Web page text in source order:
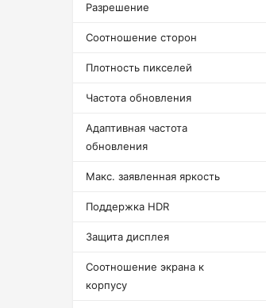
Разрешение
Соотношение сторон
Плотность пикселей
Частота обновления
Адаптивная частота
обновления
Макс. заявленная яркость
Поддержка HDR
Защита дисплея
Соотношение экрана к
корпусу